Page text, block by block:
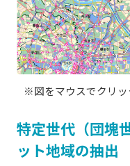
※図をマウスでクリ
特定世代（団塊
ット地域の抽出